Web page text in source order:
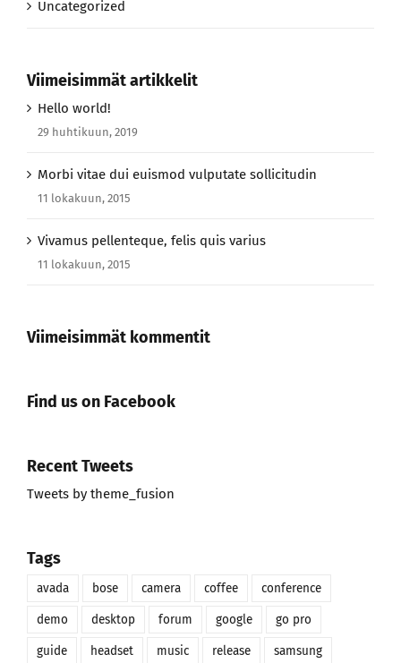
Uncategorized
Viimeisimmät artikkelit
Hello world!
29 huhtikuun, 2019
Morbi vitae dui euismod vulputate sollicitudin
11 lokakuun, 2015
Vivamus pellenteque, felis quis varius
11 lokakuun, 2015
Viimeisimmät kommentit
Find us on Facebook
Recent Tweets
Tweets by theme_fusion
Tags
avada bose camera coffee conference
demo desktop forum google go pro
guide headset music release samsung